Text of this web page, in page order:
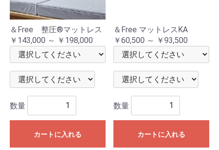
＆Free 整圧®マットレス
￥143,000 ～ ￥198,000
数量
カートに入れる
＆Free マットレスKA
￥60,500 ～ ￥93,500
数量
カートに入れる